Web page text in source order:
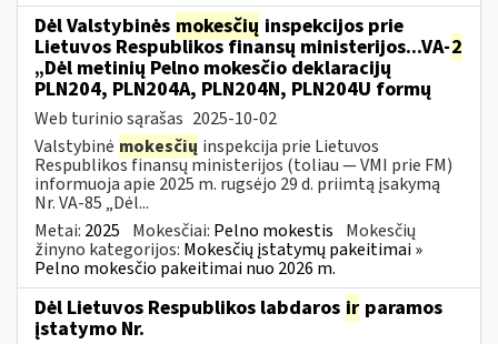
Dėl Valstybinės mokesčių inspekcijos prie
Lietuvos Respublikos finansų ministerijos...VA-2
„Dėl metinių Pelno mokesčio deklaracijų
PLN204, PLN204A, PLN204N, PLN204U formų
Web turinio sąrašas 2025-10-02
Valstybinė mokesčių inspekcija prie Lietuvos
Respublikos finansų ministerijos (toliau — VMI prie FM)
informuoja apie 2025 m. rugsėjo 29 d. priimtą įsakymą
Nr. VA-85 „Dėl...
Metai: 2025 Mokesčiai: Pelno mokestis Mokesčių
žinyno kategorijos: Mokesčių įstatymų pakeitimai »
Pelno mokesčio pakeitimai nuo 2026 m.
Dėl Lietuvos Respublikos labdaros ir paramos
įstatymo Nr.